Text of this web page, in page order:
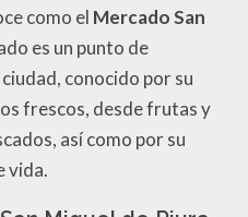
como el Mercado San
es un punto de
conocido por su
frescos, desde frutas y
así como por su
vida.